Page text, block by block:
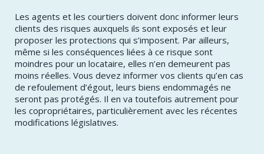
Les agents et les courtiers doivent donc informer leurs
clients des risques auxquels ils sont exposés et leur
proposer les protections qui s’imposent. Par ailleurs,
même si les conséquences liées à ce risque sont
moindres pour un locataire, elles n’en demeurent pas
moins réelles. Vous devez informer vos clients qu’en cas
de refoulement d’égout, leurs biens endommagés ne
seront pas protégés. Il en va toutefois autrement pour
les copropriétaires, particulièrement avec les récentes
modifications législatives.